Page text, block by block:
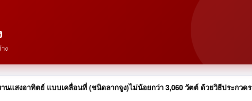
ง
นแสงอาทิตย์ แบบเคลื่อนที่ (ชนิดลากจูง)ไม่น้อยกว่า 3,060 วัตต์ ด้วยวิธีประกวด